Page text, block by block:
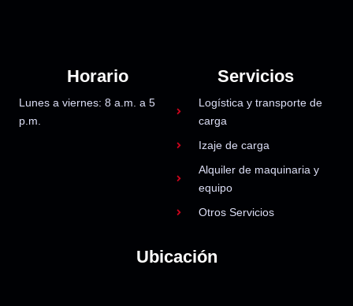
Horario
Lunes a viernes: 8 a.m. a 5
p.m.
Servicios
Logística y transporte de
carga
Izaje de carga
Alquiler de maquinaria y
equipo
Otros Servicios
Ubicación